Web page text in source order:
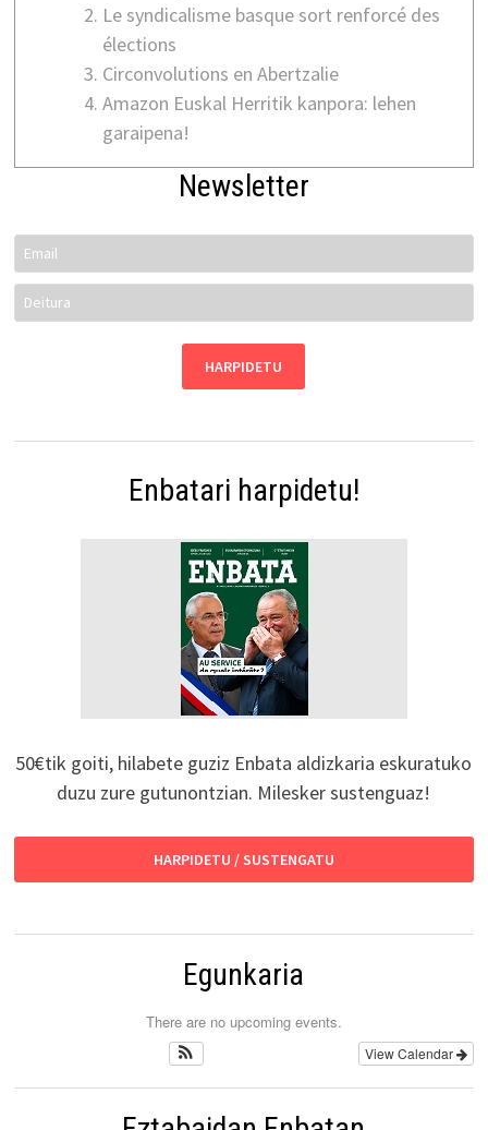
Le syndicalisme basque sort renforcé des
élections
Circonvolutions en Abertzalie
Amazon Euskal Herritik kanpora: lehen
garaipena!
Newsletter
Enbatari harpidetu!
50€tik goiti, hilabete guziz Enbata aldizkaria eskuratuko
duzu zure gutunontzian. Milesker sustenguaz!
HARPIDETU / SUSTENGATU
Egunkaria
There are no upcoming events.
View Calendar